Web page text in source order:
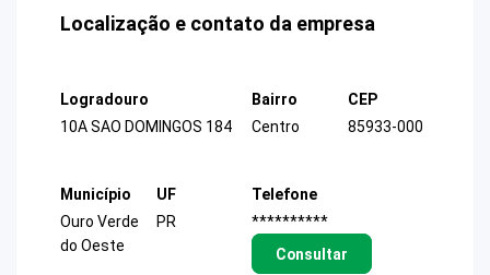
Localização e contato da empresa
Logradouro
10A SAO DOMINGOS 184
Bairro
Centro
CEP
85933-000
Município
Ouro Verde
do Oeste
UF
PR
Telefone
**********
Consultar